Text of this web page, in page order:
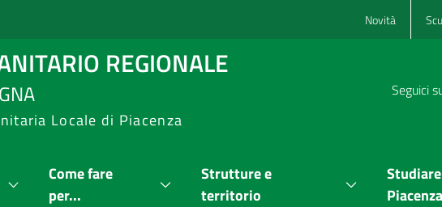
Novità
REGIONALE
Locale di Piacenza
Seguici
Come fare
per...
Strutture e
territorio
Piacenza